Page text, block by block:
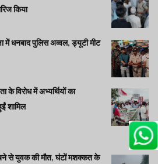
का आरोप खारिज किया
में धनबाद पुलिस अव्वल, ड्यूटी मीट
के विरोध में अभ्यर्थियों का
शामिल
से युवक की मौत, घंटों मशक्कत के